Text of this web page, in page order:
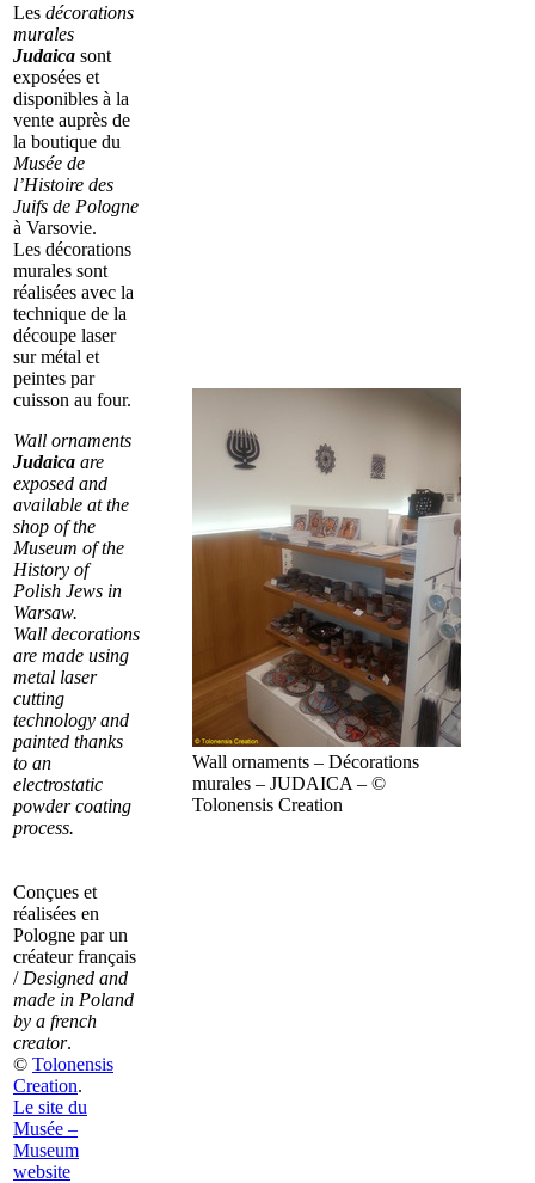
Les décorations
murales
Judaica sont
exposées et
disponibles à la
vente auprès de
la boutique du
Musée de
l’Histoire des
Juifs de Pologne
à Varsovie.
Les décorations
murales sont
réalisées avec la
technique de la
découpe laser
sur métal et
peintes par
cuisson au four.
Wall ornaments
Judaica are
exposed and
available at the
shop of the
Museum of the
History of
Polish Jews in
Warsaw.
Wall decorations
are made using
metal laser
cutting
technology and
painted thanks
to an
electrostatic
powder coating
process.
Conçues et
réalisées en
Pologne par un
créateur français
/ Designed and
made in Poland
by a french
creator.
© Tolonensis
Creation.
Le site du
Musée –
Museum
website
Wall ornaments – Décorations
murales – JUDAICA – ©
Tolonensis Creation